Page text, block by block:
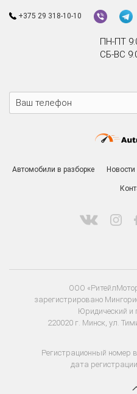
+375 29 318-10-10
ПН-ПТ
СБ-ВС
Автомобили в разборке Новости
ООО
зарегистрировано
Юридический и
220020 г. Минск, ул.
Регистрационный номер
дата